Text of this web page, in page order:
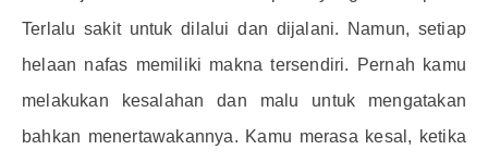
Terlalu sakit untuk dilalui dan dijalani. Namun, setiap
helaan nafas memiliki makna tersendiri. Pernah kamu
melakukan kesalahan dan malu untuk mengatakan
bahkan menertawakannya. Kamu merasa kesal, ketika